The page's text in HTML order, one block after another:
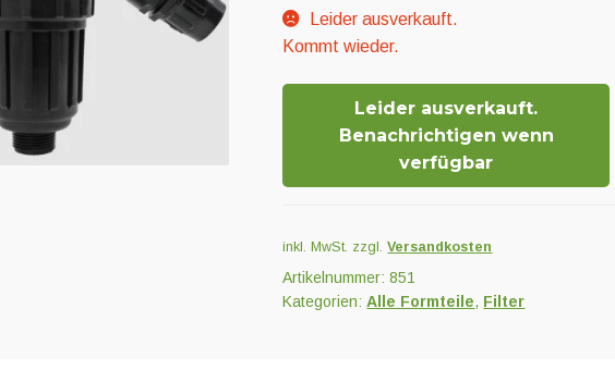
Leider ausverkauft.
Kommt wieder.
Leider ausverkauft.
Benachrichtigen wenn
verfügbar
inkl. MwSt. zzgl.Versandkosten
Artikelnummer:851
Kategorien:Alle Formteile, Filter